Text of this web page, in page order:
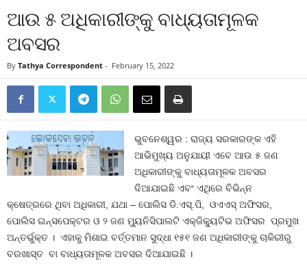
ଆଉ ୫ ଅଧିକାରୀଙ୍କୁ ବାଧ୍ୟତାମୂଳକ
ଅବସର
By Tathya Correspondent - February 15, 2022
ଭୁବନେଶ୍ୱର : ରାଜ୍ୟ ସରକାରଙ୍କ ଏହି
ଆଭିମୁଖ୍ୟ ଅନୁଯାୟୀ ଏବେ ଆଉ ୫ ଜଣ
ଅଧିକାରୀଙ୍କୁ ବାଧ୍ୟତାମୂଳକ ଅବସର
ଦିଆଯାଇଛି ଏବଂ ଏଥିରେ ବିଭିନ୍ନ
କ୍ଷେତ୍ରରେ ଥିବା ଅଧିକାରୀ, ଯଥା – ପୋଲିସ ଡି.ଏସ୍.ପି, ଓଏଏସ୍ ଅଫିସର,
ପୋଲିସ ଇନ୍ସପେକ୍ଟର ଓ ୨ ଜଣ ମ୍ୟୁନିସିପାଲଟି ଏକ୍ଜିକ୍ୟୁଟିଭ ଅଫିସର ପ୍ରମୁଖ
ଅନ୍ତର୍ଭୁକ୍ତ । ଏହାକୁ ମିଶାଇ ବର୍ତ୍ତମାନ ସୁଦ୍ଧା ୧୫୧ ଜଣ ଅଧିକାରୀଙ୍କୁ ଚାକିରୀରୁ
ବରଖାସ୍ତ ବା ବାଧ୍ୟତାମୂଳକ ଅବସର ଦିଆଯାଇଛି ।